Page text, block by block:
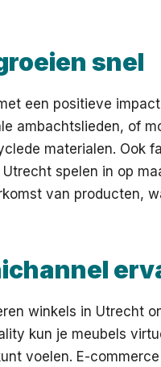
snel
een positieve
ambachtslieden, of
materialen. Ook
spelen in op
van producten,
winkels in Utrecht
kun je meubels
voelen. E-